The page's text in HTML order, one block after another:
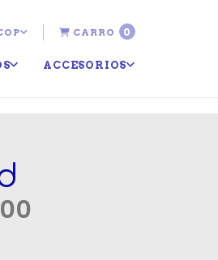
CARRO 0
ACCESORIOS